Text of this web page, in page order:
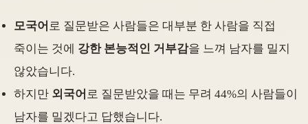
모국어 로 질문받은 사람들은 대부분 한 사람을 직접
죽이는 것에 강한 본능적인 거부감을 느껴 남자를 밀지
않았습니다.
하지만 외국어 로 질문받았을 때는 무려 44%의 사람들이
남자를 밀겠다고 답했습니다.